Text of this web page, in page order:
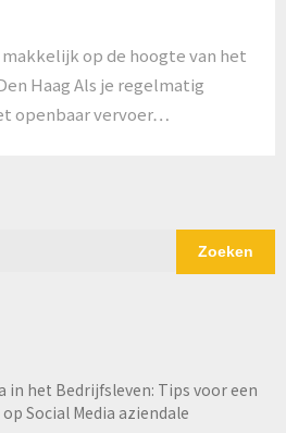
op de hoogte van het
Haag Als je regelmatig
openbaar vervoer…
Zoeken
in het Bedrijfsleven: Tips voor een
Social Media aziendale